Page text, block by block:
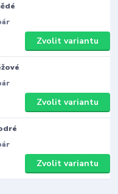
Zvolit variantu
Zvolit variantu
Zvolit variantu